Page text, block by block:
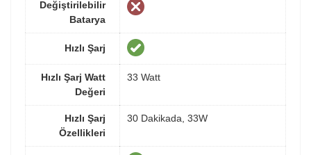
Değiştirilebilir
Batarya
Hızlı Şarj
Hızlı Şarj Watt
Değeri
33 Watt
Hızlı Şarj
Özellikleri
30 Dakikada, 33W